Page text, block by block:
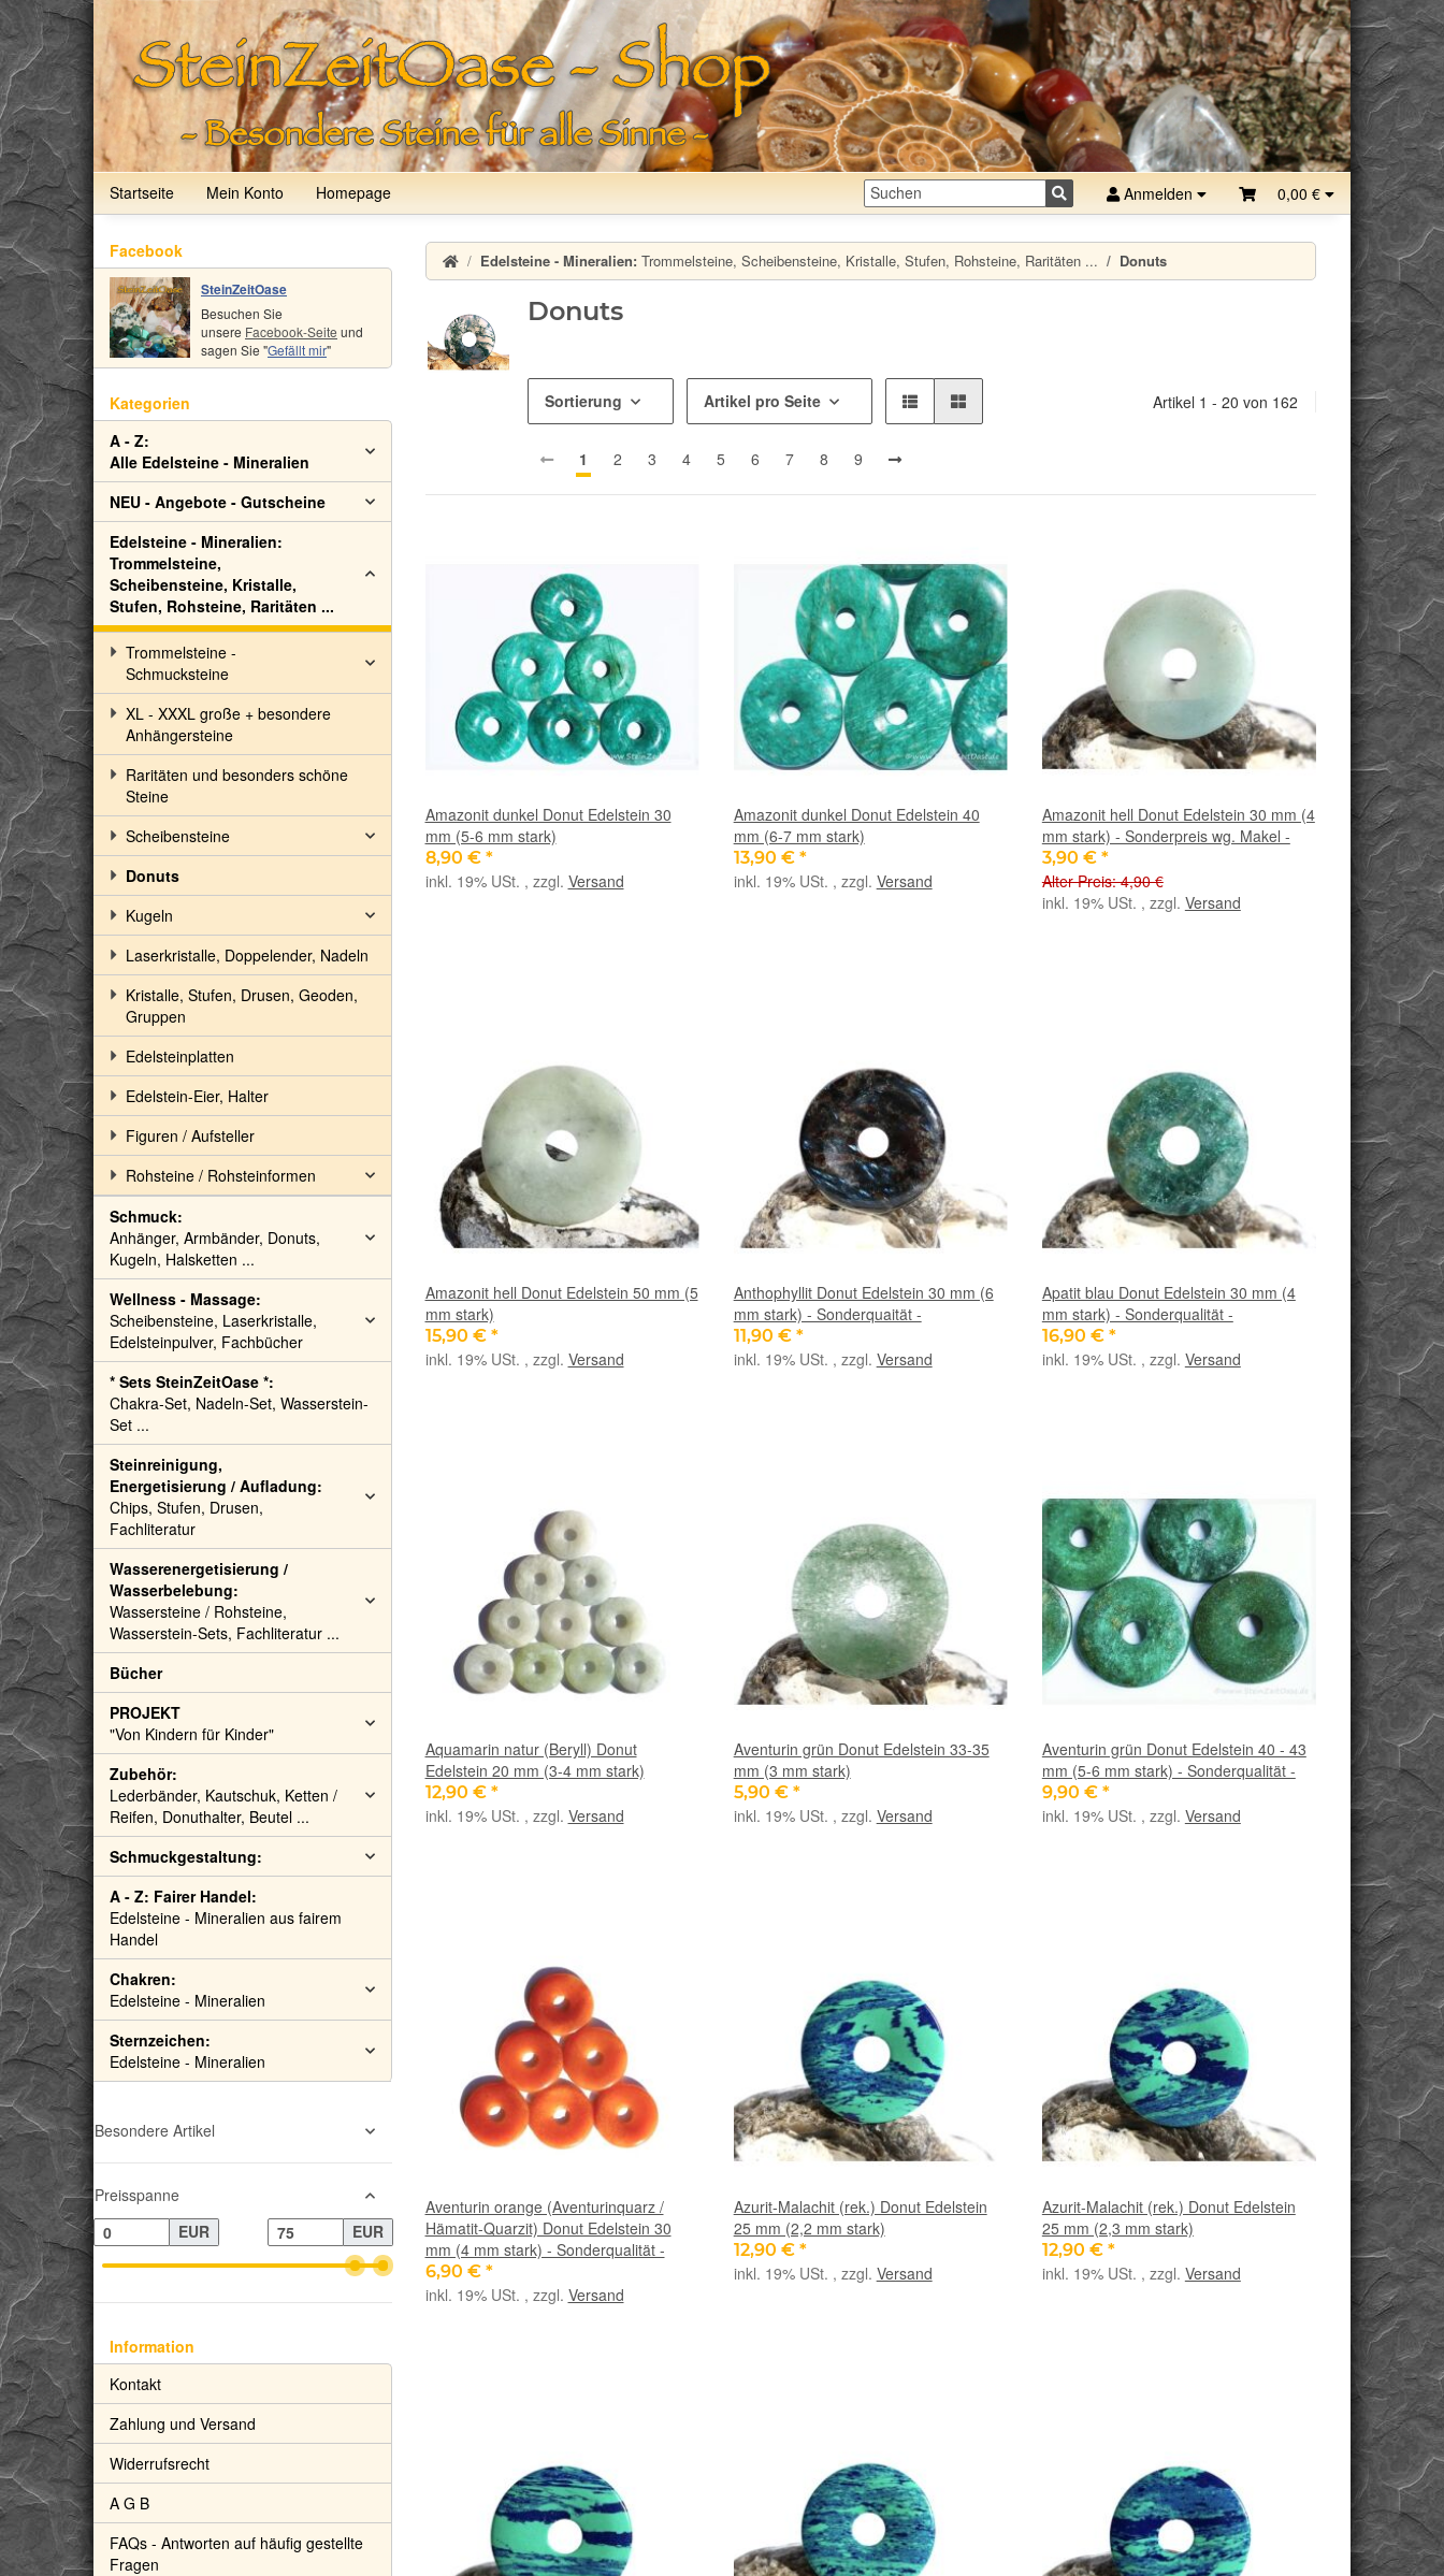
Startseite Mein Konto Homepage Anmelden 0,00 €
Edelsteine - Mineralien: Trommelsteine, Scheibensteine, Kristalle, Stufen, Rohsteine, Raritäten ... Donuts
Donuts
Sortierung Artikel pro Seite Artikel 1 - 20 von 162
1 2 3 4 5 6 7 8 9
Amazonit dunkel Donut Edelstein 30
mm (5-6 mm stark)
8,90 € *
inkl. 19% USt. , zzgl. Versand
Amazonit dunkel Donut Edelstein 40
mm (6-7 mm stark)
13,90 € *
inkl. 19% USt. , zzgl. Versand
Amazonit hell Donut Edelstein 30 mm (4
mm stark) - Sonderpreis wg. Makel -
3,90 € *
Alter Preis: 4,90 €
inkl. 19% USt. , zzgl. Versand
Amazonit hell Donut Edelstein 50 mm (5
mm stark)
15,90 € *
inkl. 19% USt. , zzgl. Versand
Anthophyllit Donut Edelstein 30 mm (6
mm stark) - Sonderquaität -
11,90 € *
inkl. 19% USt. , zzgl. Versand
Apatit blau Donut Edelstein 30 mm (4
mm stark) - Sonderqualität -
16,90 € *
inkl. 19% USt. , zzgl. Versand
Aquamarin natur (Beryll) Donut
Edelstein 20 mm (3-4 mm stark)
12,90 € *
inkl. 19% USt. , zzgl. Versand
Aventurin grün Donut Edelstein 33-35
mm (3 mm stark)
5,90 € *
inkl. 19% USt. , zzgl. Versand
Aventurin grün Donut Edelstein 40 - 43
mm (5-6 mm stark) - Sonderqualität -
9,90 € *
inkl. 19% USt. , zzgl. Versand
Aventurin orange (Aventurinquarz /
Hämatit-Quarzit) Donut Edelstein 30
mm (4 mm stark) - Sonderqualität -
6,90 € *
inkl. 19% USt. , zzgl. Versand
Azurit-Malachit (rek.) Donut Edelstein
25 mm (2,2 mm stark)
12,90 € *
inkl. 19% USt. , zzgl. Versand
Azurit-Malachit (rek.) Donut Edelstein
25 mm (2,3 mm stark)
12,90 € *
inkl. 19% USt. , zzgl. Versand
Facebook
SteinZeitOase
Besuchen Sie
unsere Facebook-Seite und
sagen Sie "Gefällt mir"
Kategorien
A - Z:
Alle Edelsteine - Mineralien
NEU - Angebote - Gutscheine
Edelsteine - Mineralien:
Trommelsteine,
Scheibensteine, Kristalle,
Stufen, Rohsteine, Raritäten ...
Trommelsteine -
Schmucksteine
XL - XXXL große + besondere
Anhängersteine
Raritäten und besonders schöne
Steine
Scheibensteine
Donuts
Kugeln
Laserkristalle, Doppelender, Nadeln
Kristalle, Stufen, Drusen, Geoden,
Gruppen
Edelsteinplatten
Edelstein-Eier, Halter
Figuren / Aufsteller
Rohsteine / Rohsteinformen
Schmuck:
Anhänger, Armbänder, Donuts,
Kugeln, Halsketten ...
Wellness - Massage:
Scheibensteine, Laserkristalle,
Edelsteinpulver, Fachbücher
* Sets SteinZeitOase *:
Chakra-Set, Nadeln-Set, Wasserstein-
Set ...
Steinreinigung,
Energetisierung / Aufladung:
Chips, Stufen, Drusen,
Fachliteratur
Wasserenergetisierung /
Wasserbelebung:
Wassersteine / Rohsteine,
Wasserstein-Sets, Fachliteratur ...
Bücher
PROJEKT
"Von Kindern für Kinder"
Zubehör:
Lederbänder, Kautschuk, Ketten /
Reifen, Donuthalter, Beutel ...
Schmuckgestaltung:
A - Z: Fairer Handel:
Edelsteine - Mineralien aus fairem
Handel
Chakren:
Edelsteine - Mineralien
Sternzeichen:
Edelsteine - Mineralien
Besondere Artikel
Preisspanne
EUR
EUR
Information
Kontakt
Zahlung und Versand
Widerrufsrecht
A G B
FAQs - Antworten auf häufig gestellte
Fragen